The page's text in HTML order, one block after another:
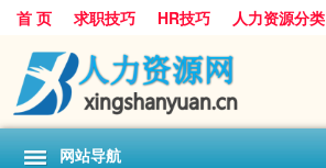
首 页 求职技巧 HR技巧 人力资源分类
网站导航